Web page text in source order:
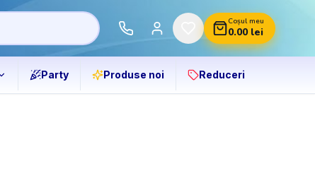
Coșul meu
0.00lei
Party Produse noi Reduceri